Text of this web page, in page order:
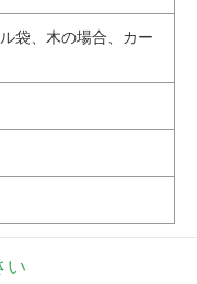
袋、木の場合、カー
い